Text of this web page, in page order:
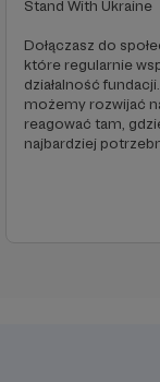
Stand With Ukraine
Dołączasz do
które regularnie
działalność
możemy rozwijać
reagować tam,
najbardziej